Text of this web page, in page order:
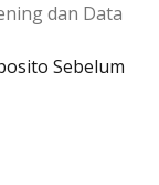
dan Data